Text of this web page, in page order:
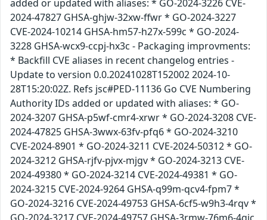
added or updated with aliases: * GO-2024-3226 CVE-
2024-47827 GHSA-ghjw-32xw-ffwr * GO-2024-3227
CVE-2024-10214 GHSA-hm57-h27x-599c * GO-2024-
3228 GHSA-wcx9-ccpj-hx3c - Packaging improvments:
* Backfill CVE aliases in recent changelog entries -
Update to version 0.0.20241028T152002 2024-10-
28T15:20:02Z. Refs jsc#PED-11136 Go CVE Numbering
Authority IDs added or updated with aliases: * GO-
2024-3207 GHSA-p5wf-cmr4-xrwr * GO-2024-3208 CVE-
2024-47825 GHSA-3wwx-63fv-pfq6 * GO-2024-3210
CVE-2024-8901 * GO-2024-3211 CVE-2024-50312 * GO-
2024-3212 GHSA-rjfv-pjvx-mjgv * GO-2024-3213 CVE-
2024-49380 * GO-2024-3214 CVE-2024-49381 * GO-
2024-3215 CVE-2024-9264 GHSA-q99m-qcv4-fpm7 *
GO-2024-3216 CVE-2024-49753 GHSA-6cf5-w9h3-4rqv *